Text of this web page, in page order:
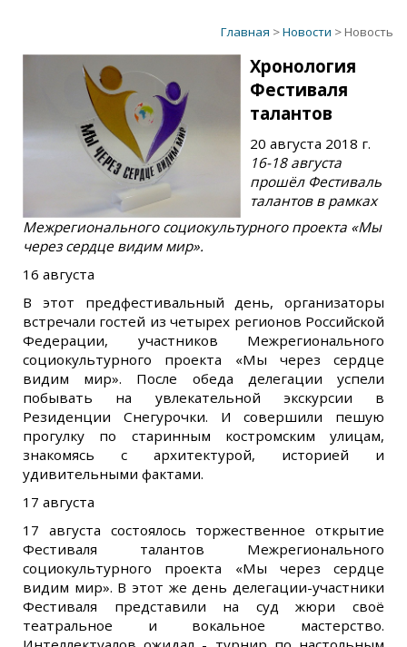
Главная >Новости > Новость
Хронология
Фестиваля
талантов
20 августа 2018 г.
16-18 августа
прошёл Фестиваль
талантов в рамках
Межрегионального социокультурного проекта «Мы
через сердце видим мир».
16 августа
В этот предфестивальный день, организаторы
встречали гостей из четырех регионов Российской
Федерации, участников Межрегионального
социокультурного проекта «Мы через сердце
видим мир». После обеда делегации успели
побывать на увлекательной экскурсии в
Резиденции Снегурочки. И совершили пешую
прогулку по старинным костромским улицам,
знакомясь с архитектурой, историей и
удивительными фактами.
17 августа
17 августа состоялось торжественное открытие
Фестиваля талантов Межрегионального
социокультурного проекта «Мы через сердце
видим мир». В этот же день делегации-участники
Фестиваля представили на суд жюри своё
театральное и вокальное мастерство.